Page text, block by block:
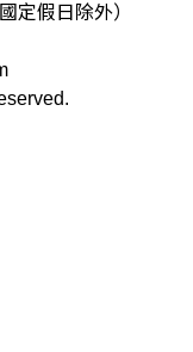
定假日除外）